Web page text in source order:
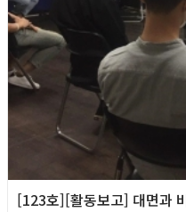
[123호][활동보고] 대면과